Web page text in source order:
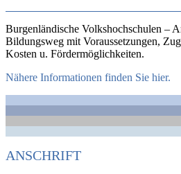
Burgenländische Volkshochschulen –
Bildungsweg mit Voraussetzungen,
Kosten u. Fördermöglichkeiten.
Nähere Informationen finden Sie hier.
ANSCHRIFT